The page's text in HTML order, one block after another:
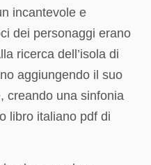
incantevole e
dei personaggi erano
ricerca dell’isola di
aggiungendo il suo
creando una sinfonia
libro italiano pdf di